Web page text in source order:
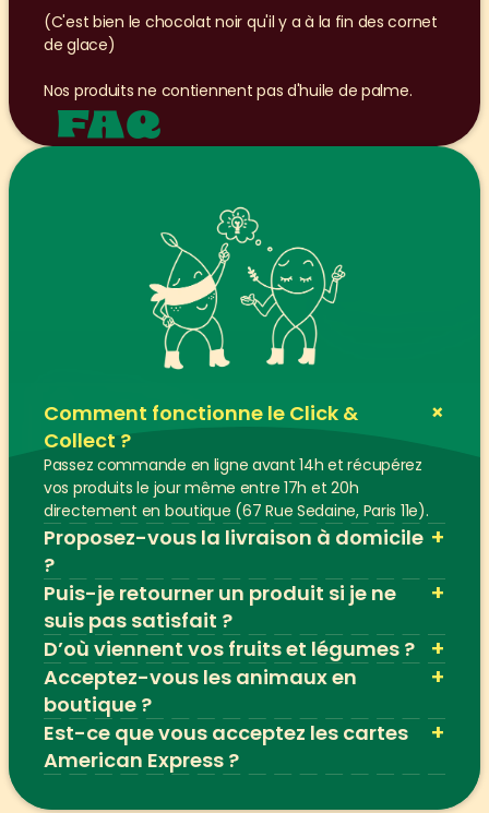
(C'est bien le chocolat noir qu'il y a à la fin des cornet
de glace)
Nos produits ne contiennent pas d'huile de palme.
Comment fonctionne le Click &
Collect ?
+
Passez commande en ligne avant 14h et récupérez
vos produits le jour même entre 17h et 20h
directement en boutique (67 Rue Sedaine, Paris 11e).
Proposez-vous la livraison à domicile
?
+
Puis-je retourner un produit si je ne
suis pas satisfait ?
+
D’où viennent vos fruits et légumes ? +
Acceptez-vous les animaux en
boutique ?
+
Est-ce que vous acceptez les cartes
American Express ?
+
FAQ